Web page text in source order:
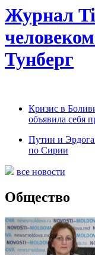
Журнал
Тунберг
Кризис в
объявила себя
Путин и
по Сирии
все новости
Общество